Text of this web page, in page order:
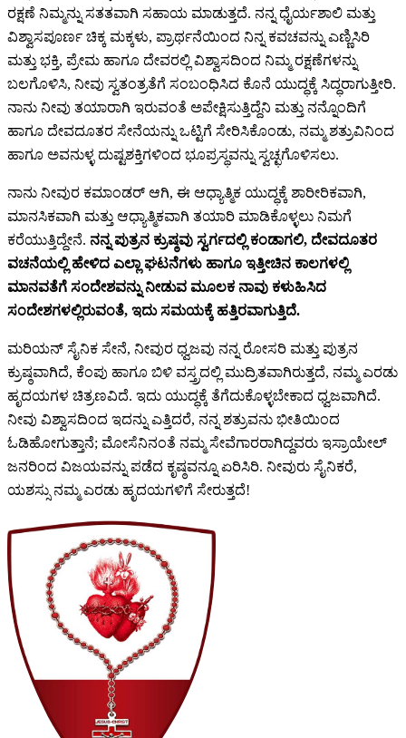
ರಕ್ಷಣೆ ನಿಮ್ಮನ್ನು ಸತತವಾಗಿ ಸಹಾಯ ಮಾಡುತ್ತದೆ. ನನ್ನ ಧೈರ್ಯಶಾಲಿ ಮತ್ತು
ವಿಶ್ವಾಸಪೂರ್ಣ ಚಿಕ್ಕ ಮಕ್ಕಳು, ಪ್ರಾರ್ಥನೆಯಿಂದ ನಿನ್ನ ಕವಚವನ್ನು ಎಣ್ಣಿಸಿರಿ
ಮತ್ತು ಭಕ್ತಿ, ಪ್ರೇಮ ಹಾಗೂ ದೇವರಲ್ಲಿ ವಿಶ್ವಾಸದಿಂದ ನಿಮ್ಮ ರಕ್ಷಣೆಗಳನ್ನು
ಬಲಗೊಳಿಸಿ, ನೀವು ಸ್ವತಂತ್ರತೆಗೆ ಸಂಬಂಧಿಸಿದ ಕೊನೆ ಯುದ್ಧಕ್ಕೆ ಸಿದ್ಧರಾಗುತ್ತೀರಿ.
ನಾನು ನೀವು ತಯಾರಾಗಿ ಇರುವಂತೆ ಅಪೇಕ್ಷಿಸುತ್ತಿದ್ದೆನಿ ಮತ್ತು ನನ್ನೊಂದಿಗೆ
ಹಾಗೂ ದೇವದೂತರ ಸೇನೆಯನ್ನು ಒಟ್ಟಿಗೆ ಸೇರಿಸಿಕೊಂಡು, ನಮ್ಮ ಶತ್ರುವಿನಿಂದ
ಹಾಗೂ ಅವನುಳ್ಳ ದುಷ್ಟಶಕ್ತಿಗಳಿಂದ ಭೂಪ್ರಸ್ಥವನ್ನು ಸ್ವಚ್ಛಗೊಳಿಸಲು.
ನಾನು ನೀವುರ ಕಮಾಂಡರ್ ಆಗಿ, ಈ ಆಧ್ಯಾತ್ಮಿಕ ಯುದ್ಧಕ್ಕೆ ಶಾರೀರಿಕವಾಗಿ,
ಮಾನಸಿಕವಾಗಿ ಮತ್ತು ಆಧ್ಯಾತ್ಮಿಕವಾಗಿ ತಯಾರಿ ಮಾಡಿಕೊಳ್ಳಲು ನಿಮಗೆ
ಕರೆಯುತ್ತಿದ್ದೇನೆ. ನನ್ನ ಪುತ್ರನ ಕ್ರುಷ್ಠವು ಸ್ವರ್ಗದಲ್ಲಿ ಕಂಡಾಗಲಿ, ದೇವದೂತರ
ವಚನೆಯಲ್ಲಿ ಹೇಳಿದ ಎಲ್ಲಾ ಘಟನೆಗಳು ಹಾಗೂ ಇತ್ತೀಚಿನ ಕಾಲಗಳಲ್ಲಿ
ಮಾನವತೆಗೆ ಸಂದೇಶವನ್ನು ನೀಡುವ ಮೂಲಕ ನಾವು ಕಳುಹಿಸಿದ
ಸಂದೇಶಗಳಲ್ಲಿರುವಂತೆ, ಇದು ಸಮಯಕ್ಕೆ ಹತ್ತಿರವಾಗುತ್ತಿದೆ.
ಮರಿಯನ್ ಸೈನಿಕ ಸೇನೆ, ನೀವುರ ಧ್ವಜವು ನನ್ನ ರೋಸರಿ ಮತ್ತು ಪುತ್ರನ
ಕ್ರುಷ್ಠವಾಗಿದೆ, ಕೆಂಪು ಹಾಗೂ ಬಿಳಿ ವಸ್ತ್ರದಲ್ಲಿ ಮುದ್ರಿತವಾಗಿರುತ್ತದೆ, ನಮ್ಮ ಎರಡು
ಹೃದಯಗಳ ಚಿತ್ರಣವಿದೆ. ಇದು ಯುದ್ಧಕ್ಕೆ ತೆಗೆದುಕೊಳ್ಳಬೇಕಾದ ಧ್ವಜವಾಗಿದೆ.
ನೀವು ವಿಶ್ವಾಸದಿಂದ ಇದನ್ನು ಎತ್ತಿದರೆ, ನನ್ನ ಶತ್ರುವನು ಭೀತಿಯಿಂದ
ಓಡಿಹೋಗುತ್ತಾನೆ; ಮೋಸೆನಿನಂತೆ ನಮ್ಮ ಸೇವೆಗಾರರಾಗಿದ್ದವರು ಇಸ್ರಾಯೇಲ್
ಜನರಿಂದ ವಿಜಯವನ್ನು ಪಡೆದ ಕೃಷ್ಠವನ್ನೂ ಏರಿಸಿರಿ. ನೀವುರು ಸೈನಿಕರೆ,
ಯಶಸ್ಸು ನಮ್ಮ ಎರಡು ಹೃದಯಗಳಿಗೆ ಸೇರುತ್ತದೆ!